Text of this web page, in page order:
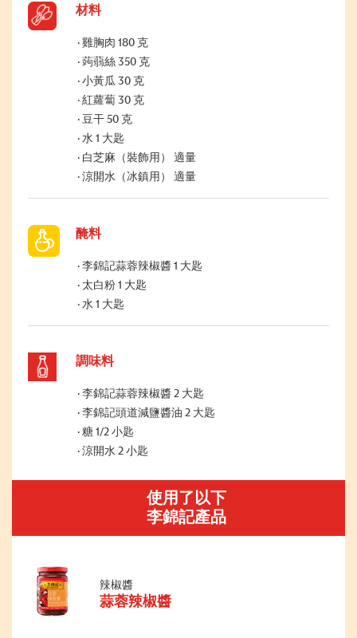
材料
雞胸肉 180 克
蒟蒻絲 350 克
小黃瓜 30 克
紅蘿蔔 30 克
豆干 50 克
水 1 大匙
白芝麻（裝飾用） 適量
涼開水（冰鎮用） 適量
醃料
李錦記蒜蓉辣椒醬 1 大匙
太白粉 1 大匙
水 1 大匙
調味料
李錦記蒜蓉辣椒醬 2 大匙
李錦記頭道減鹽醬油 2 大匙
糖 1/2 小匙
涼開水 2 小匙
使用了以下
李錦記產品
辣椒醬
蒜蓉辣椒醬